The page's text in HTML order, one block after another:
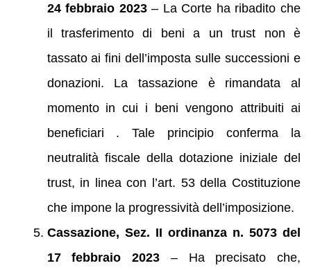
24 febbraio 2023– La Corte ha ribadito che
il trasferimento di beni a un trust non è
tassato ai fini dell’imposta sulle successioni e
donazioni. La tassazione è rimandata al
momento in cui i beni vengono attribuiti ai
beneficiari . Tale principio conferma la
neutralità fiscale della dotazione iniziale del
trust, in linea con l’art. 53 della Costituzione
che impone la progressività dell’imposizione.
Cassazione, Sez. II ordinanza n. 5073 del
17 febbraio 2023 – Ha precisato che,